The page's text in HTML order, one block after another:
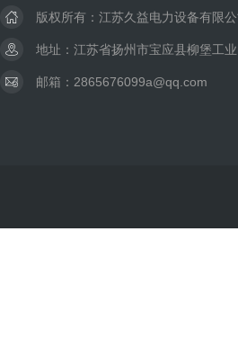
版权所有：江苏久益电力设备有限公
地址：江苏省扬州市宝应县柳堡工
邮箱：2865676099a@qq.com